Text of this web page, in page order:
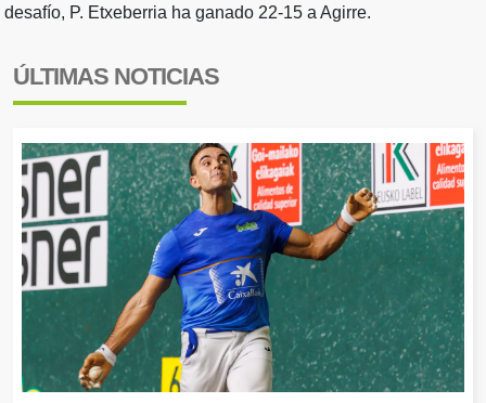
desafío, P. Etxeberria ha ganado 22-15 a Agirre.
ÚLTIMAS NOTICIAS